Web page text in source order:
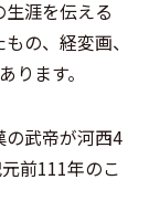
涯を伝える
の、経変画、
ます。
武帝が河西4
前111年のこ